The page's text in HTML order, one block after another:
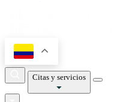
Citas y servicios